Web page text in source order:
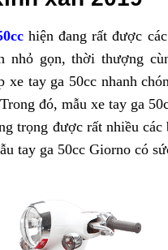
hiện đang rất được
nhỏ gọn, thời thượng
xe tay ga 50cc nhanh
đó, mẫu xe tay ga
trọng được rất nhiều
tay ga 50cc Giorno có